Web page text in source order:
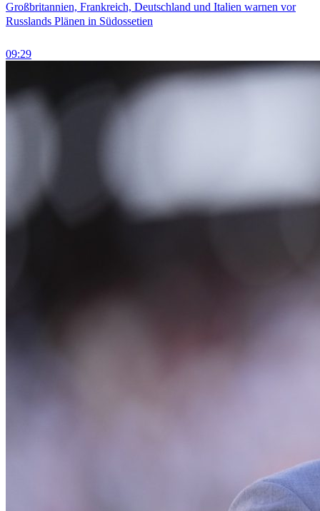
Großbritannien, Frankreich, Deutschland und Italien warnen vor
Russlands Plänen in Südossetien
09:29